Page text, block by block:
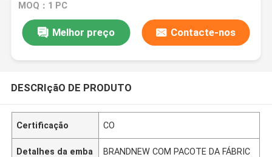
MOQ：1 PC
Melhor preço Contacte-nos
DESCRIçãO DE PRODUTO
Certificação CO
Detalhes da emba
BRANDNEW COM PACOTE DA FÁBRIC